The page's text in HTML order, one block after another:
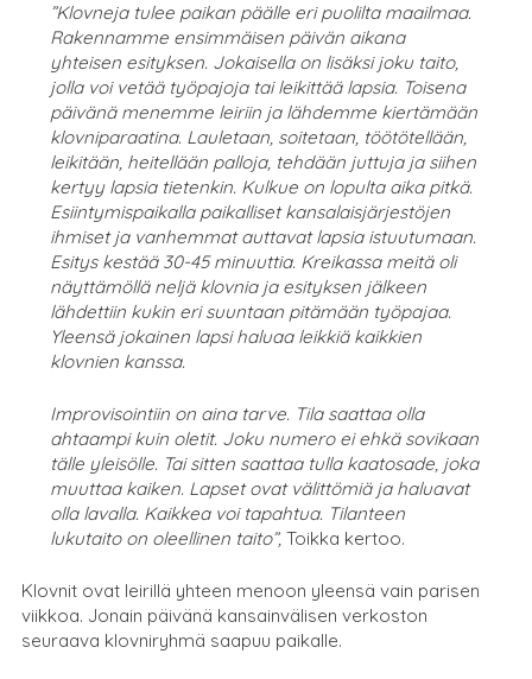
”Klovneja tulee paikan päälle eri puolilta maailmaa.
Rakennamme ensimmäisen päivän aikana
yhteisen esityksen. Jokaisella on lisäksi joku taito,
jolla voi vetää työpajoja tai leikittää lapsia. Toisena
päivänä menemme leiriin ja lähdemme kiertämään
klovniparaatina. Lauletaan, soitetaan, töötötellään,
leikitään, heitellään palloja, tehdään juttuja ja siihen
kertyy lapsia tietenkin. Kulkue on lopulta aika pitkä.
Esiintymispaikalla paikalliset kansalaisjärjestöjen
ihmiset ja vanhemmat auttavat lapsia istuutumaan.
Esitys kestää 30-45 minuuttia. Kreikassa meitä oli
näyttämöllä neljä klovnia ja esityksen jälkeen
lähdettiin kukin eri suuntaan pitämään työpajaa.
Yleensä jokainen lapsi haluaa leikkiä kaikkien
klovnien kanssa.
Improvisointiin on aina tarve. Tila saattaa olla
ahtaampi kuin oletit. Joku numero ei ehkä sovikaan
tälle yleisölle. Tai sitten saattaa tulla kaatosade, joka
muuttaa kaiken. Lapset ovat välittömiä ja haluavat
olla lavalla. Kaikkea voi tapahtua. Tilanteen
lukutaito on oleellinen taito”, Toikka kertoo.
Klovnit ovat leirillä yhteen menoon yleensä vain parisen
viikkoa. Jonain päivänä kansainvälisen verkoston
seuraava klovniryhmä saapuu paikalle.